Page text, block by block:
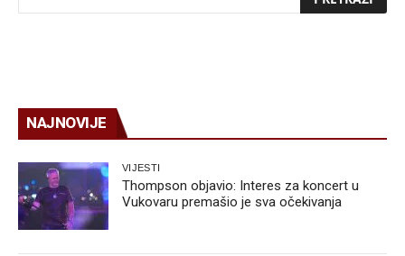
NAJNOVIJE
VIJESTI
Thompson objavio: Interes za koncert u
Vukovaru premašio je sva očekivanja